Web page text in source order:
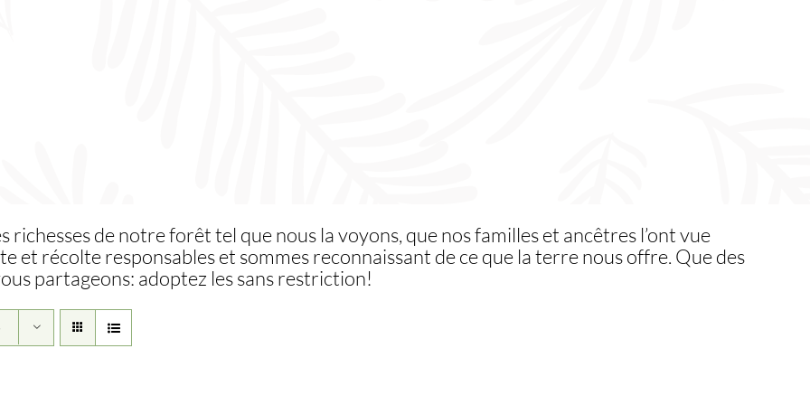
de notre forêt tel que nous la voyons, que nos familles et ancêtres l’ont vue
et récolte responsables et sommes reconnaissant de ce que la terre nous offre. Que des
partageons: adoptez les sans restriction!